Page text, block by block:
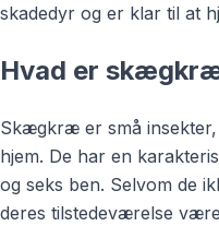
skadedyr og er klar til at
Hvad er
Skægkræ er små insekter,
hjem. De har en
og seks ben. Selvom de
deres tilstedeværelse